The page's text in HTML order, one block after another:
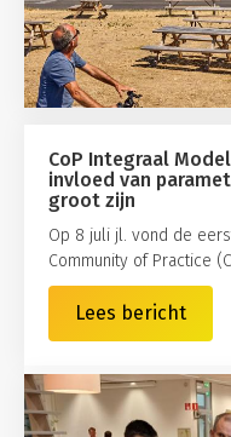
CoP Integraal
invloed van
groot zijn
Op 8 juli jl. vond de
Community of Practice
Lees bericht